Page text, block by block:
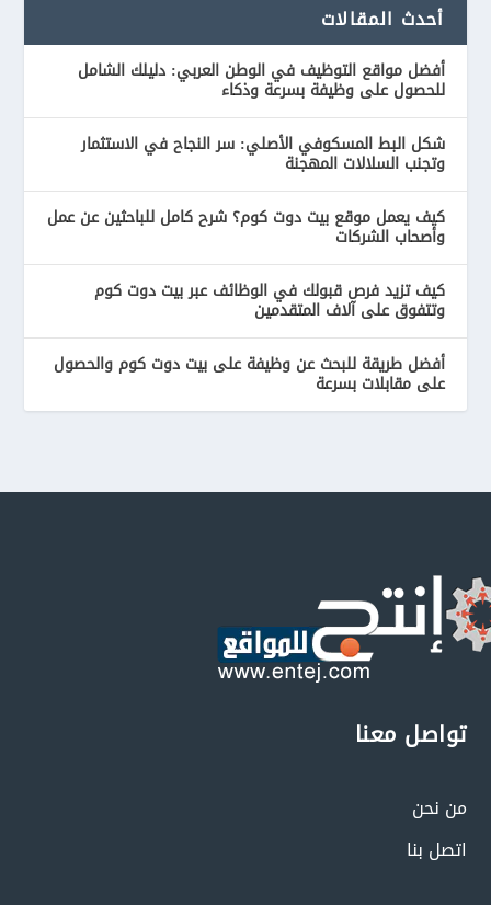
أحدث المقالات
أفضل مواقع التوظيف في الوطن العربي: دليلك الشامل
للحصول على وظيفة بسرعة وذكاء
شكل البط المسكوفي الأصلي: سر النجاح في الاستثمار
وتجنب السلالات المهجنة
كيف يعمل موقع بيت دوت كوم؟ شرح كامل للباحثين عن عمل
وأصحاب الشركات
كيف تزيد فرص قبولك في الوظائف عبر بيت دوت كوم
وتتفوق على آلاف المتقدمين
أفضل طريقة للبحث عن وظيفة على بيت دوت كوم والحصول
على مقابلات بسرعة
تواصل معنا
من نحن
اتصل بنا